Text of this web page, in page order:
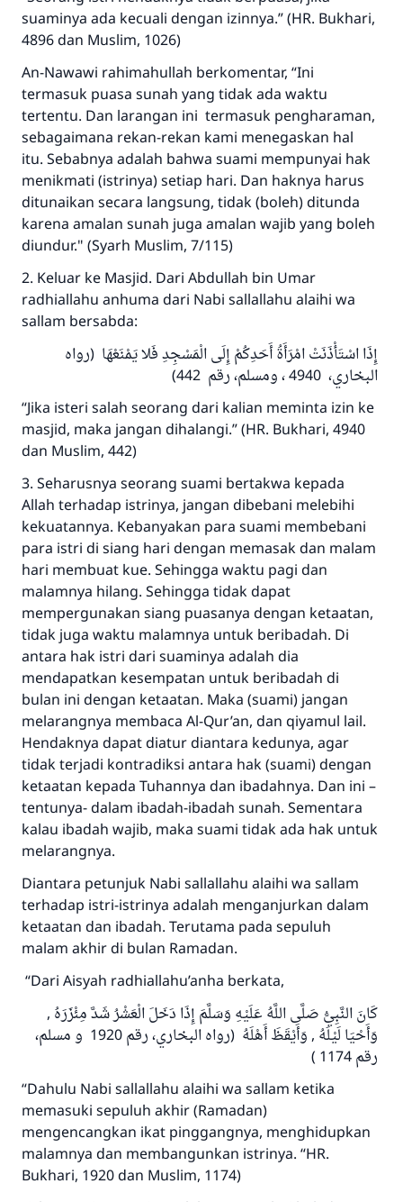
suaminya ada kecuali dengan izinnya.” (HR. Bukhari,
4896 dan Muslim, 1026)
An-Nawawi rahimahullah berkomentar, “Ini
termasuk puasa sunah yang tidak ada waktu
tertentu. Dan larangan ini termasuk pengharaman,
sebagaimana rekan-rekan kami menegaskan hal
itu. Sebabnya adalah bahwa suami mempunyai hak
menikmati (istrinya) setiap hari. Dan haknya harus
ditunaikan secara langsung, tidak (boleh) ditunda
karena amalan sunah juga amalan wajib yang boleh
diundur." (Syarh Muslim, 7/115)
2. Keluar ke Masjid. Dari Abdullah bin Umar
radhiallahu anhuma dari Nabi sallallahu alaihi wa
sallam bersabda:
إِذَا اسْتَأْذَنَتْ امْرَأَةُ أَحَدِكُمْ إِلَى الْمَسْجِدِ فَلا يَمْنَعْهَا (رواه
البخاري، 4940 ، ومسلم، رقم 442)
“Jika isteri salah seorang dari kalian meminta izin ke
masjid, maka jangan dihalangi.” (HR. Bukhari, 4940
dan Muslim, 442)
3. Seharusnya seorang suami bertakwa kepada
Allah terhadap istrinya, jangan dibebani melebihi
kekuatannya. Kebanyakan para suami membebani
para istri di siang hari dengan memasak dan malam
hari membuat kue. Sehingga waktu pagi dan
malamnya hilang. Sehingga tidak dapat
mempergunakan siang puasanya dengan ketaatan,
tidak juga waktu malamnya untuk beribadah. Di
antara hak istri dari suaminya adalah dia
mendapatkan kesempatan untuk beribadah di
bulan ini dengan ketaatan. Maka (suami) jangan
melarangnya membaca Al-Qur’an, dan qiyamul lail.
Hendaknya dapat diatur diantara kedunya, agar
tidak terjadi kontradiksi antara hak (suami) dengan
ketaatan kepada Tuhannya dan ibadahnya. Dan ini –
tentunya- dalam ibadah-ibadah sunah. Sementara
kalau ibadah wajib, maka suami tidak ada hak untuk
melarangnya.
Diantara petunjuk Nabi sallallahu alaihi wa sallam
terhadap istri-istrinya adalah menganjurkan dalam
ketaatan dan ibadah. Terutama pada sepuluh
malam akhir di bulan Ramadan.
“Dari Aisyah radhiallahu’anha berkata,
كَانَ النَّبِيُّ صَلَّى اللَّهُ عَلَيْهِ وَسَلَّمَ إِذَا دَخَلَ الْعَشْرُ شَدَّ مِئْزَرَهُ ,
وَأَحْيَا لَيْلَهُ , وَأَيْقَظَ أَهْلَهُ (رواه البخاري، رقم 1920 و مسلم،
رقم 1174 )
“Dahulu Nabi sallallahu alaihi wa sallam ketika
memasuki sepuluh akhir (Ramadan)
mengencangkan ikat pinggangnya, menghidupkan
malamnya dan membangunkan istrinya. “HR.
Bukhari, 1920 dan Muslim, 1174)
Jawaban no. 110845
menyelamatkan pernikahan.
Bantu kami dalam memberikan jawaban untuk umat
Rasulullah ﷺ bersabda
"Siapa yang menunjukkan suatu kebaikan,
meka dia akan mendapatkan pahala yang
sama dengan orang yang melakukannya"
MUSLIM, 1893
Saham